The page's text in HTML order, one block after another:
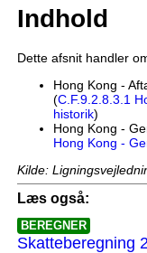
Indhold
Dette afsnit handler
Hong Kong -
(C.F.9.2.8.3.1
historik)
Hong Kong -
Hong Kong -
Kilde:
Læs også:
BEREGNER
Skatteberegning